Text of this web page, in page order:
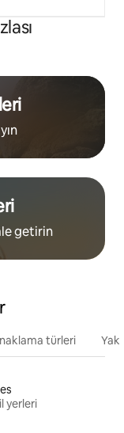
getirin
türleri
yerleri